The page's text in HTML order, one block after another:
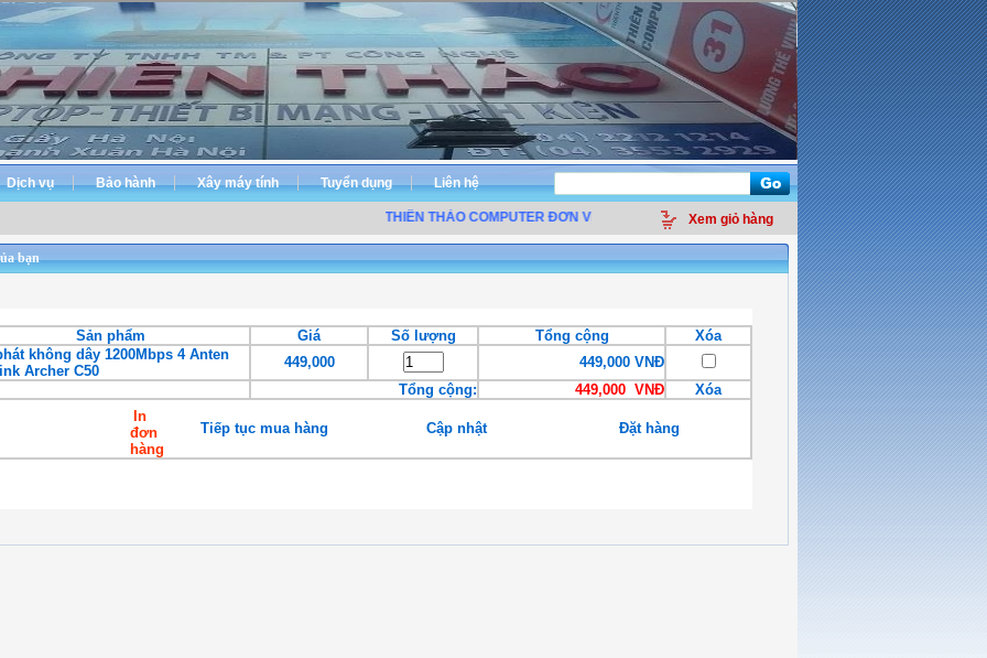
Dịch vụ Bảo hành Xây máy tính Tuyển dụng Liên hệ
THIÊN THẢO COMPUTER ĐƠN VỊ PHÂN PHỐI LINH KIỆN ĐIỆN TỬ MÁY TÍNH - THIẾT BỊ VĂN
Xem giỏ hàng
bạn
Sản phẩm Giá Số lượng Tổng cộng
Xóa
không dây 1200Mbps 4 Anten
Archer C50
449,000
449,000 VNĐ
Tổng cộng:
449,000 VNĐ
Xóa
In
đơn
hàng
Tiếp tục mua hàng Cập nhật Đặt hàng